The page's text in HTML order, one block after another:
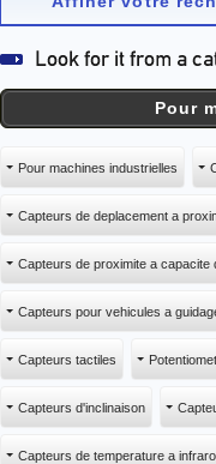
Pour
Pour machines industrielles
Capteurs de deplacement a
Capteurs de proximite a capacite
Capteurs pour vehicules a
Capteurs tactiles
Capteurs d'inclinaison
Capteurs de temperature a